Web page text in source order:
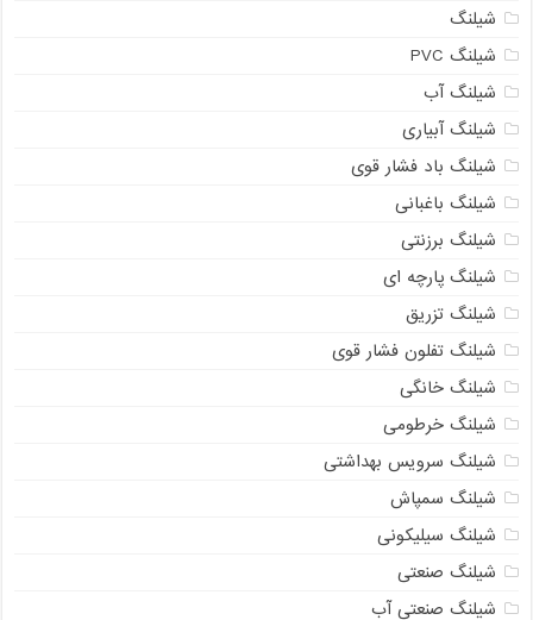
شیلنگ
شیلنگ PVC
شیلنگ آب
شیلنگ آبیاری
شیلنگ باد فشار قوی
شیلنگ باغبانی
شیلنگ برزنتی
شیلنگ پارچه‌ ای
شیلنگ تزریق
شیلنگ تفلون فشار قوی
شیلنگ خانگی
شیلنگ خرطومی
شیلنگ سرویس بهداشتی
شیلنگ سمپاش
شیلنگ سیلیکونی
شیلنگ صنعتی
شیلنگ صنعتی آب